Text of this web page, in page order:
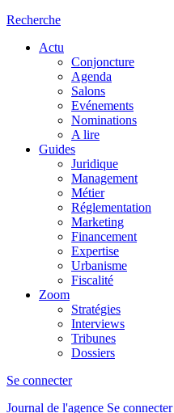
Recherche
Actu
Conjoncture
Agenda
Salons
Evénements
Nominations
A lire
Guides
Juridique
Management
Métier
Réglementation
Marketing
Financement
Expertise
Urbanisme
Fiscalité
Zoom
Stratégies
Interviews
Tribunes
Dossiers
Se connecter
Journal de l'agence Se connecter